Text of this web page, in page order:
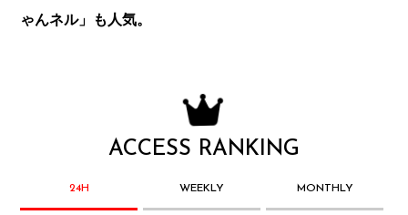
ゃんネル」も人気。
ACCESS RANKING
24H WEEKLY MONTHLY